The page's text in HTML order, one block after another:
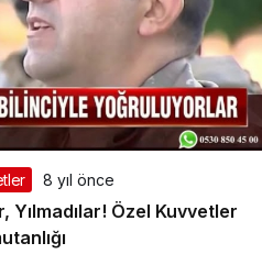
8 yıl önce
Yılmadılar! Özel Kuvvetler